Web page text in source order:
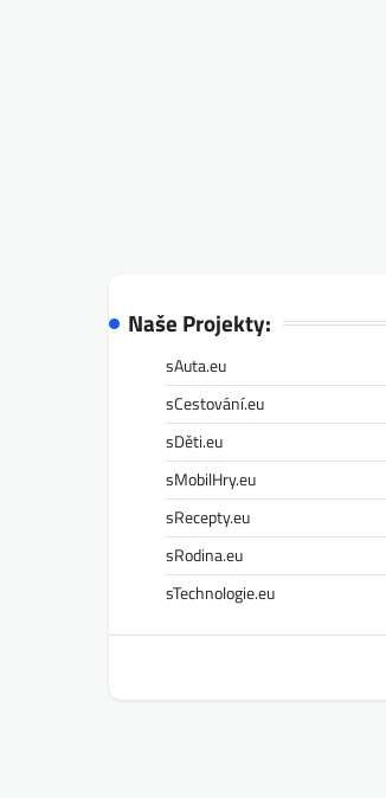
Naše Projekty:
sAuta.eu
sCestování.eu
sDěti.eu
sMobilHry.eu
sRecepty.eu
sRodina.eu
sTechnologie.eu